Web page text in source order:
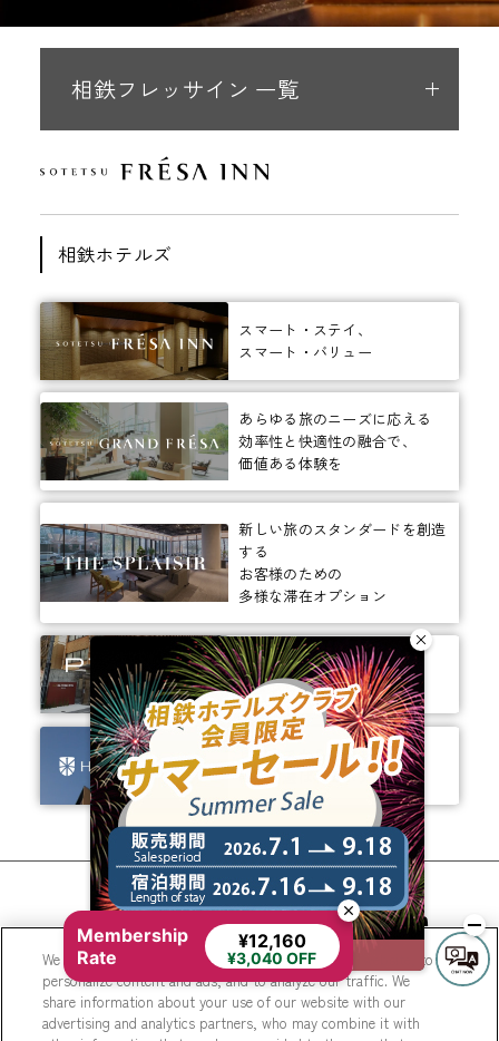
相鉄フレッサイン 一覧
相鉄ホテルズ
スマート・ステイ、
スマート・バリュー
あらゆる旅のニーズに応える
効率性と快適性の融合で、
価値ある体験を
新しい旅のスタンダードを創造
する
お客様のための
多様な滞在オプション
ありそうでなかった、
ちょっと新しいカタチ。
ビジネスからレジャーまで、
幅広く選ばれるホテルへ。
相鉄ホテルズ 公式SNS
We use cookies to improve your experience on our website, to
personalize content and ads, and to analyze our traffic. We
share information about your use of our website with our
advertising and analytics partners, who may combine it with
Membership
Rate
¥12,160
¥3,040 OFF